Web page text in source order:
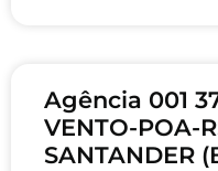
Agência 001
VENTO-POA-
SANTANDER